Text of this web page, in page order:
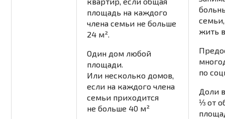
площадь на каждого
члена семьи не больше
24 м².
Один дом любой
площади.
Или несколько домов,
если на каждого члена
семьи приходится
не больше 40 м²
жить
по
Доли
⅓ от